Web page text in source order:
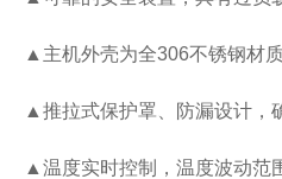
▲ 主机外壳为全306不锈钢材
▲ 推拉式保护罩、防漏设计，
▲ 温度实时控制，温度波动范